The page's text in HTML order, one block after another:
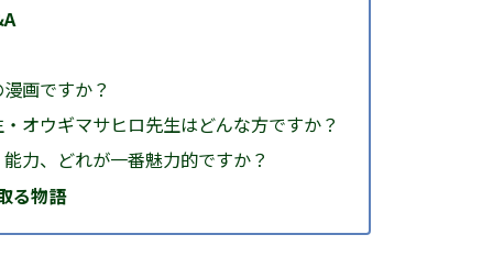
画ですか？
オウギマサヒロ先生はどんな方ですか？
力、どれが一番魅力的ですか？
る物語